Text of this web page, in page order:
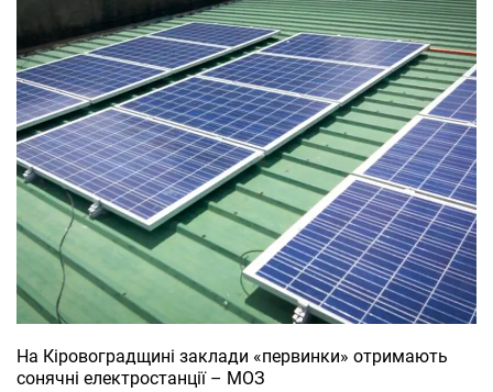
На Кіровоградщині заклади «первинки» отримають
сонячні електростанції – МОЗ